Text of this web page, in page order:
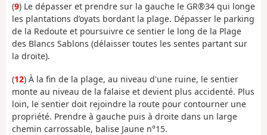
(9) Le dépasser et prendre sur la gauche le GR®34 qui longe
les plantations d’oyats bordant la plage. Dépasser le parking
de la Redoute et poursuivre ce sentier le long de la Plage
des Blancs Sablons (délaisser toutes les sentes partant sur
la droite).
(12) À la fin de la plage, au niveau d'une ruine, le sentier
monte au niveau de la falaise et devient plus accidenté. Plus
loin, le sentier doit rejoindre la route pour contourner une
propriété. Prendre à gauche puis à droite dans un large
chemin carrossable, balise Jaune n°15.